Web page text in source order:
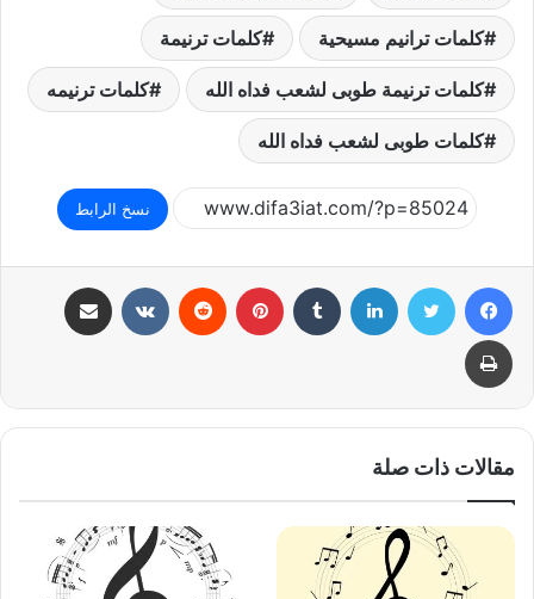
كلمات ترانيم مسيحية كلمات ترنيمة
كلمات ترنيمة طوبى لشعب فداه الله كلمات ترنيمه
كلمات طوبى لشعب فداه الله
نسخ الرابط
فيسبوك تويتر لينكدإن بينتيريست
طباعة
مقالات ذات صلة